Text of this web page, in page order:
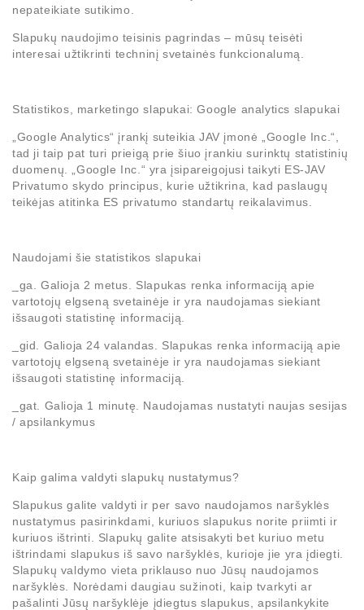
nepateikiate sutikimo.
Slapukų naudojimo teisinis pagrindas – mūsų teisėti
interesai užtikrinti techninį svetainės funkcionalumą.
Statistikos, marketingo slapukai: Google analytics slapukai
„Google Analytics“ įrankį suteikia JAV įmonė „Google Inc.“,
tad ji taip pat turi prieigą prie šiuo įrankiu surinktų statistinių
duomenų. „Google Inc.“ yra įsipareigojusi taikyti ES-JAV
Privatumo skydo principus, kurie užtikrina, kad paslaugų
teikėjas atitinka ES privatumo standartų reikalavimus.
Naudojami šie statistikos slapukai
_ga. Galioja 2 metus. Slapukas renka informaciją apie
vartotojų elgseną svetainėje ir yra naudojamas siekiant
išsaugoti statistinę informaciją.
_gid.
Galioja 24 valandas. Slapukas renka informaciją apie
vartotojų elgseną svetainėje ir yra naudojamas siekiant
išsaugoti statistinę informaciją.
_gat.
Galioja 1 minutę. Naudojamas nustatyti naujas sesijas
/ apsilankymus
Kaip galima valdyti slapukų nustatymus?
Slapukus galite valdyti ir per savo naudojamos naršyklės
nustatymus pasirinkdami, kuriuos slapukus norite priimti ir
kuriuos ištrinti. Slapukų galite atsisakyti bet kuriuo metu
ištrindami slapukus iš savo naršyklės, kurioje jie yra įdiegti.
Slapukų valdymo vieta priklauso nuo Jūsų naudojamos
naršyklės. Norėdami daugiau sužinoti, kaip tvarkyti ar
pašalinti Jūsų naršyklėje įdiegtus slapukus, apsilankykite